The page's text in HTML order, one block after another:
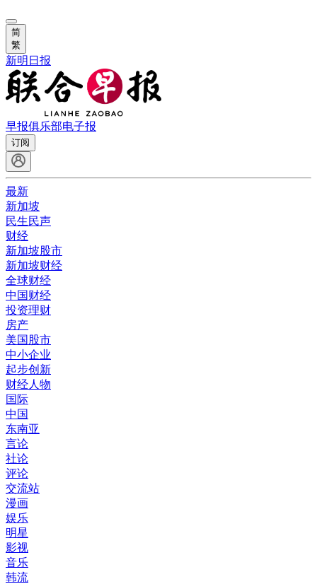
简
繁
新明日报
早报俱乐部电子报
订阅
最新
新加坡
民生民声
财经
新加坡股市
新加坡财经
全球财经
中国财经
投资理财
房产
美国股市
中小企业
起步创新
财经人物
国际
中国
东南亚
言论
社论
评论
交流站
漫画
娱乐
明星
影视
音乐
韩流